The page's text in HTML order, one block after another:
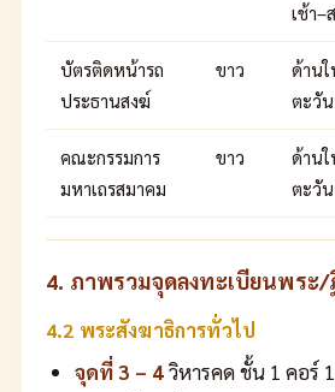
เช้า–
บัตรติดหน้ารถ
ประธานสงฆ์
ขาว
ด้าน
ตะวั
คณะกรรมการ
มหาเถรสมาคม
ขาว
ด้าน
ตะวั
4. ภาพรวมจุดลงทะเบียนพระ/
4.2 พระสังฆาธิการทั่วไป
จุดที่ 3 – 4วิหารคด ชั้น 1 คอร์